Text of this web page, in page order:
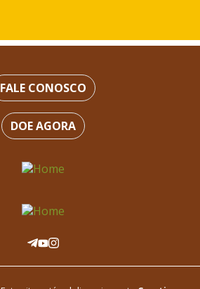
FALE CONOSCO
DOE AGORA